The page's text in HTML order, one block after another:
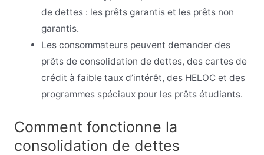
de dettes : les prêts garantis et les prêts non
garantis.
Les consommateurs peuvent demander des
prêts de consolidation de dettes, des cartes de
crédit à faible taux d’intérêt, des HELOC et des
programmes spéciaux pour les prêts étudiants.
Comment fonctionne la
consolidation de dettes